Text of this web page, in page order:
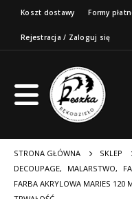
Koszt dostawy Formy
Rejestracja / Zaloguj się
STRONA GŁÓWNA
SKLEP
DECOUPAGE, MALARSTWO,
FARBA AKRYLOWA MARIES 120